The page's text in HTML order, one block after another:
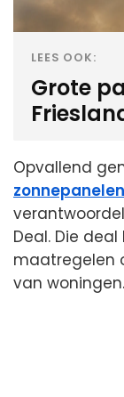
LEES OOK:
Grote
Opvallend
zonnepanelen
Deal. Die
maatregelen
van